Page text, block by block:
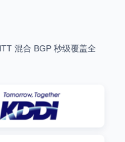
混合 BGP 秒级覆盖全